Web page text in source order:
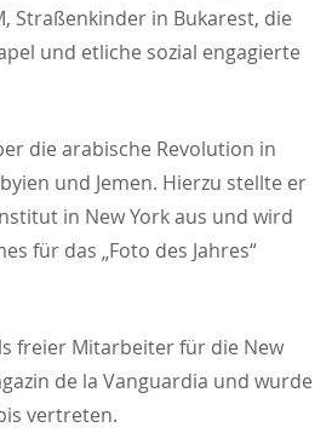
Straßenkinder in Bukarest, die
und etliche sozial engagierte
die arabische Revolution in
und Jemen. Hierzu stellte er
in New York aus und wird
für das „Foto des Jahres“
freier Mitarbeiter für die New
de la Vanguardia und wurde
vertreten.